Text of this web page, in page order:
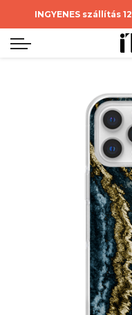
INGYENES szállítás